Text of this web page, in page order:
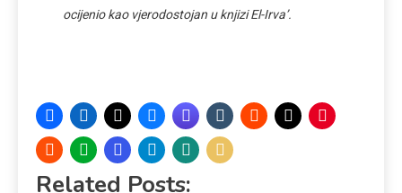
ocijenio kao vjerodostojan u knjizi El-Irva’.
Related Posts: